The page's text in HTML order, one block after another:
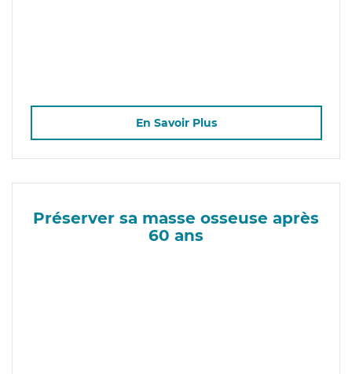
En Savoir Plus
Préserver sa masse osseuse après
60 ans